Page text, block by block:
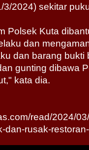
2024) sekitar
Polsek Kuta
dan
dan barang bukti
gunting dibawa
kata dia.
read/2024/
dan-rusak-